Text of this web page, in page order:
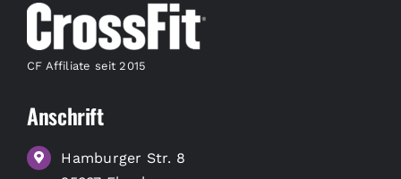
CF Affiliate seit 2015
Anschrift
Hamburger Str. 8